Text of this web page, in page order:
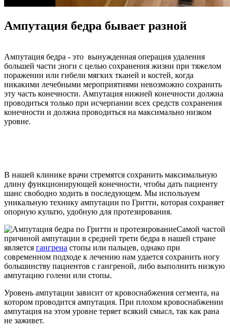
Ампутация бедра бывает разной
Ампутация бедра - это вынужденная операция удаления
большей части ;ноги с целью сохранения жизни при тяжелом
поражении или гибели мягких тканей и костей, когда
никакими лечебными мероприятиями невозможно сохранить
эту часть конечности. Ампутация нижней конечности должна
проводиться только при исчерпании всех средств сохранения
конечности и должна проводиться на максимально низком
уровне.
В нашей клинике врачи стремятся сохранить максимальную
длину функционирующей конечности, чтобы дать пациенту
шанс свободно ходить в последующем. Мы используем
уникальную технику ампутации по Гритти, которая сохраняет
опорную культю, удобную для протезирования.
Самой частой
причиной ампутации в средней трети бедра в нашей стране
является гангрена стопы или пальцев, однако при
современном подходе к лечению нам удается сохранить ногу
большинству пациентов с гангреной, либо выполнить низкую
ампутацию голени или стопы.
Уровень ампутации зависит от кровоснабжения сегмента, на
котором проводится ампутация. При плохом кровоснабжении
ампутация на этом уровне теряет всякий смысл, так как рана
не заживет.